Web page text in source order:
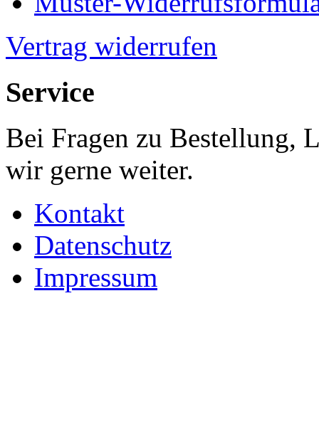
Vertrag widerrufen
Service
Bei Fragen zu Bestellung,
wir gerne weiter.
Kontakt
Datenschutz
Impressum